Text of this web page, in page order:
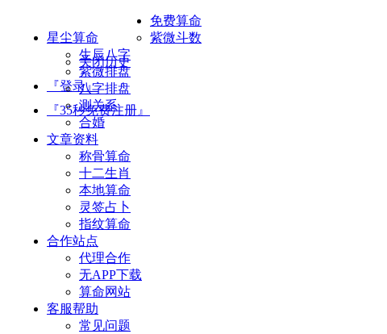
星尘算命
关闭历史
『登录』
『35秒免费注册』
免费算命
紫微斗数
生辰八字
紫微排盘
八字排盘
测关系
合婚
文章资料
称骨算命
十二生肖
本地算命
灵签占卜
指纹算命
合作站点
代理合作
无APP下载
算命网站
客服帮助
常见问题